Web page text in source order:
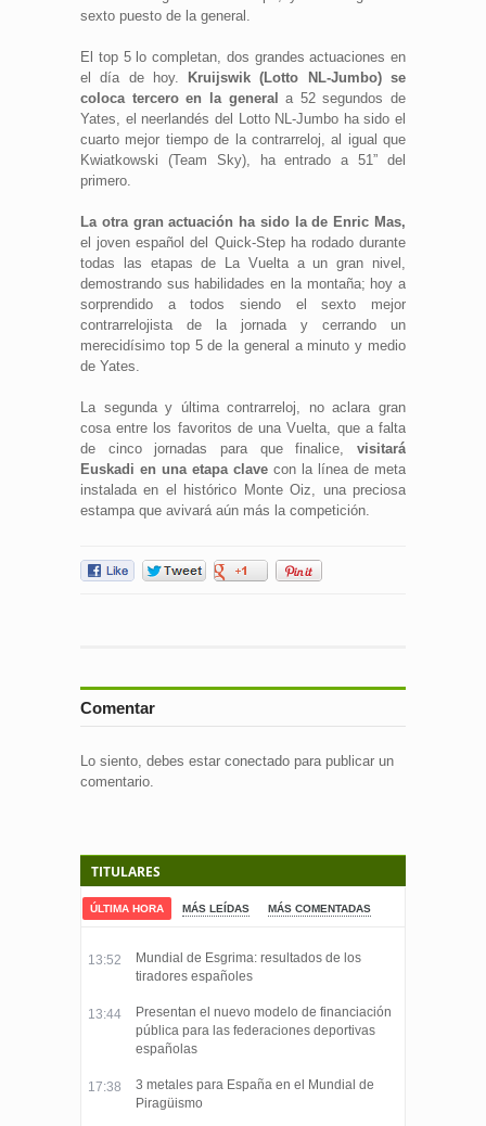
sexto puesto de la general.
El top 5 lo completan, dos grandes actuaciones en
el día de hoy.
Kruijswik (Lotto NL-Jumbo) se
coloca tercero en la general a 52 segundos de
Yates, el neerlandés del Lotto NL-Jumbo ha sido el
cuarto mejor tiempo de la contrarreloj, al igual que
Kwiatkowski (Team Sky), ha entrado a 51” del
primero.
La otra gran actuación ha sido la de Enric Mas,
el joven español del Quick-Step ha rodado durante
todas las etapas de La Vuelta a un gran nivel,
demostrando sus habilidades en la montaña; hoy a
sorprendido a todos siendo el sexto mejor
contrarrelojista de la jornada y cerrando un
merecidísimo top 5 de la general a minuto y medio
de Yates.
La segunda y última contrarreloj, no aclara gran
cosa entre los favoritos de una Vuelta, que a falta
de cinco jornadas para que finalice, visitará
Euskadi en una etapa clave con la línea de meta
instalada en el histórico Monte Oiz, una preciosa
estampa que avivará aún más la competición.
Comentar
Lo siento, debes estar conectado para publicar un
comentario.
TITULARES
ÚLTIMA HORA MÁS LEÍDAS MÁS COMENTADAS
13:52
Mundial de Esgrima: resultados de los
tiradores españoles
13:44
Presentan el nuevo modelo de financiación
pública para las federaciones deportivas
españolas
17:38
3 metales para España en el Mundial de
Piragüismo